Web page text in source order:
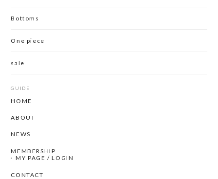
Bottoms
One piece
sale
GUIDE
HOME
ABOUT
NEWS
MEMBERSHIP
MY PAGE / LOGIN
CONTACT